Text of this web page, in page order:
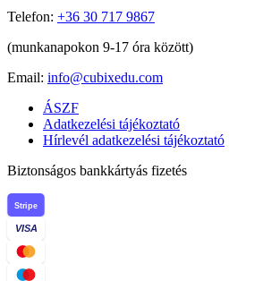
Telefon: +36 30 717 9867
(munkanapokon 9-17 óra között)
Email: info@cubixedu.com
ÁSZF
Adatkezelési tájékoztató
Hírlevél adatkezelési tájékoztató
Biztonságos bankkártyás fizetés
Stripe
VISA